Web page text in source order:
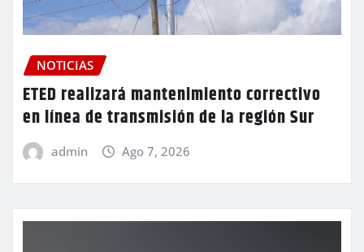
NOTICIAS
ETED realizará mantenimiento correctivo
en línea de transmisión de la región Sur
admin Ago 7, 2026